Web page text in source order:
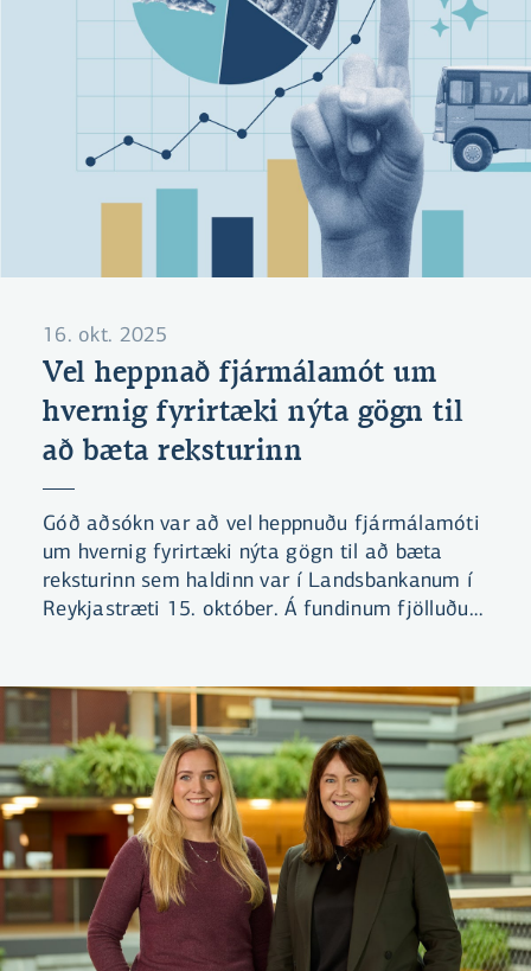
16. okt. 2025
Vel heppnað fjármálamót um
hvernig fyrirtæki nýta gögn til
að bæta reksturinn
Góð aðsókn var að vel heppnuðu fjármálamóti
um hvernig fyrirtæki nýta gögn til að bæta
reksturinn sem haldinn var í Landsbankanum í
Reykjastræti 15. október. Á fundinum fjölluðu
ákvarðanir mögulegar.